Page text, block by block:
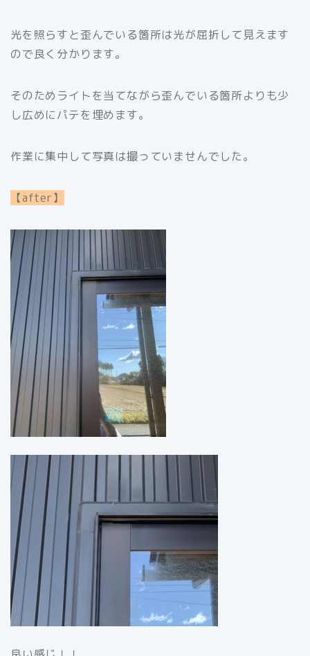
光を照らすと歪んでいる箇所は光が屈折して見えます
ので良く分かります。
そのためライトを当てながら歪んでいる箇所よりも少
し広めにパテを埋めます。
作業に集中して写真は撮っていませんでした。
【after】